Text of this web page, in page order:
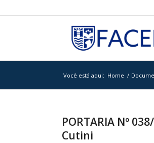
Você está aqui: Home /
PORTARIA Nº
Cutini